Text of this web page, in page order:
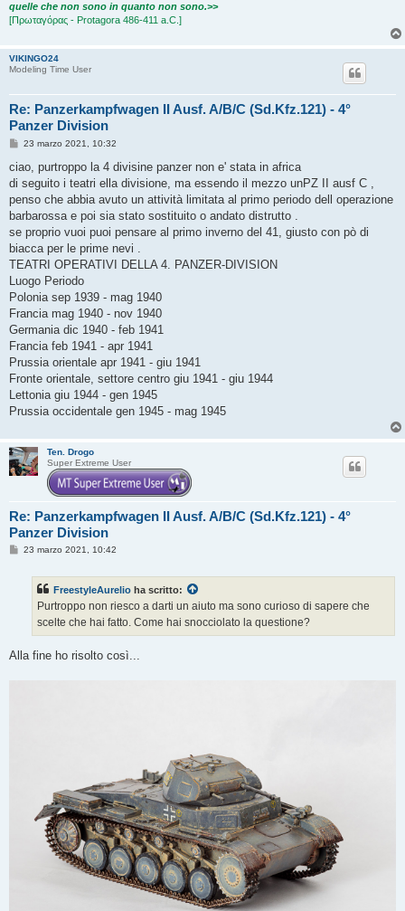
quelle che non sono in quanto non sono.>>
[Πρωταγόρας - Protagora 486-411 a.C.]
VIKINGO24
Modeling Time User
Re: Panzerkampfwagen II Ausf. A/B/C (Sd.Kfz.121) - 4°
Panzer Division
M
s
a
g
i
o
23 marzo 2021, 10:32
ciao, purtroppo la 4 divisine panzer non e' stata in africa
di seguito i teatri ella divisione, ma essendo il mezzo unPZ II ausf C ,
penso che abbia avuto un attività limitata al primo periodo dell operazione
barbarossa e poi sia stato sostituito o andato distrutto .
se proprio vuoi puoi pensare al primo inverno del 41, giusto con pò di
biacca per le prime nevi .
TEATRI OPERATIVI DELLA 4. PANZER-DIVISION
Luogo Periodo
Polonia sep 1939 - mag 1940
Francia mag 1940 - nov 1940
Germania dic 1940 - feb 1941
Francia feb 1941 - apr 1941
Prussia orientale apr 1941 - giu 1941
Fronte orientale, settore centro giu 1941 - giu 1944
Lettonia giu 1944 - gen 1945
Prussia occidentale gen 1945 - mag 1945
Ten. Drogo
Super Extreme User
Re: Panzerkampfwagen II Ausf. A/B/C (Sd.Kfz.121) - 4°
Panzer Division
M23 marzo 2021, 10:42
FreestyleAurelio ha scritto:
Purtroppo non riesco a darti un aiuto ma sono curioso di sapere che
scelte che hai fatto. Come hai snocciolato la questione?
Alla fine ho risolto così...